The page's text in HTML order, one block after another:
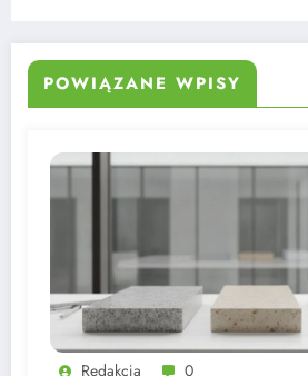
POWIĄZANE WPISY
Redakcja 0